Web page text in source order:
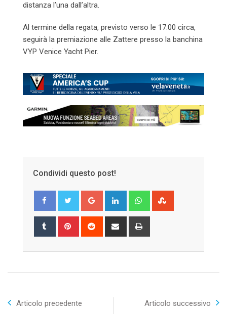
distanza l’una dall’altra.
Al termine della regata, previsto verso le 17.00 circa,
seguirà la premiazione alle Zattere presso la banchina
VYP Venice Yacht Pier.
Condividi questo post!
Google+ LinkedIn Whatsapp
Tumblr Pinterest Reddit
Share
Articolo precedente Articolo successivo